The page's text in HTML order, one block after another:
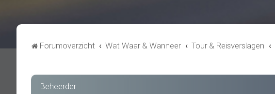
Forumoverzicht Wat Waar & Wanneer Tour & Reisverslagen
Beheerder